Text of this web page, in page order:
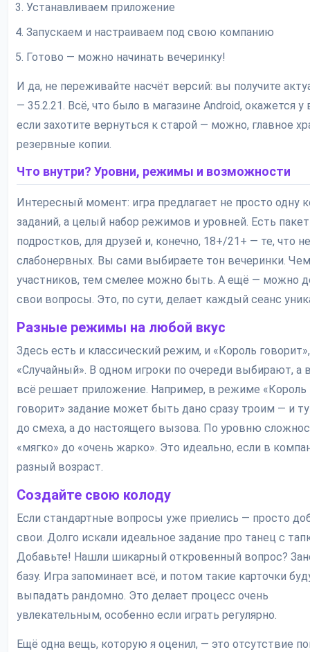
Устанавливаем приложение
Запускаем и настраиваем под свою компанию
Готово — можно начинать вечеринку!
И да, не переживайте насчёт версий: вы получите
— 35.2.21. Всё, что было в магазине Android, окажется у
если захотите вернуться к старой — можно, главное
резервные копии.
Что внутри? Уровни, режимы и возможности
Интересный момент: игра предлагает не просто одну
заданий, а целый набор режимов и уровней. Есть
подростков, для друзей и, конечно, 18+/21+ — те, что
слабонервных. Вы сами выбираете тон вечеринки.
участников, тем смелее можно быть. А ещё — можно
свои вопросы. Это, по сути, делает каждый сеанс
Разные режимы на любой вкус
Здесь есть и классический режим, и «Король
«Случайный». В одном игроки по очереди выбирают, а
всё решает приложение. Например, в режиме «Король
говорит» задание может быть дано сразу троим — и
до смеха, а до настоящего вызова. По уровню
«мягко» до «очень жарко». Это идеально, если в
разный возраст.
Создайте свою колоду
Если стандартные вопросы уже приелись — просто
свои. Долго искали идеальное задание про танец с
Добавьте! Нашли шикарный откровенный вопрос?
базу. Игра запоминает всё, и потом такие карточки
выпадать рандомно. Это делает процесс очень
увлекательным, особенно если играть регулярно.
Ещё одна вещь, которую я оценил, — это отсутствие